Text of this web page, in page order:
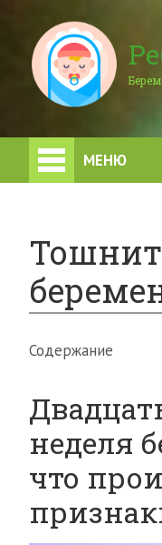
МЕНЮ
Тошнит
Содержание
неделя
что